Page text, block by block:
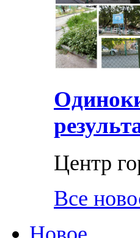
Центр
Все